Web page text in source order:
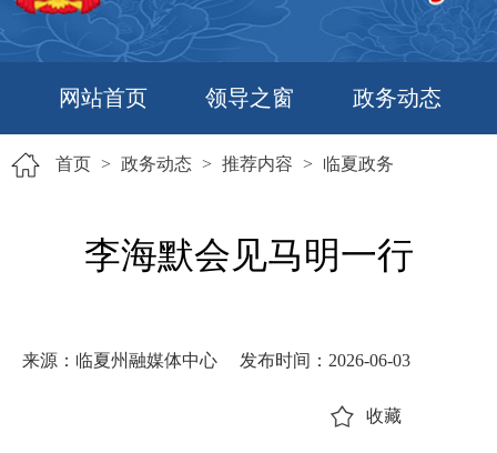
网站首页 领导之窗 政务动态
首页 > 政务动态 > 推荐内容 > 临夏政务
李海默会见马明一行
来源：临夏州融媒体中心 发布时间：2026-06-03
收藏